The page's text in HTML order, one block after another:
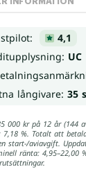
4,1
UC
långivare: 35
000 kr på 12 år (144
%. Totalt att
start-/aviavgift.
ränta: 4,95–22,00